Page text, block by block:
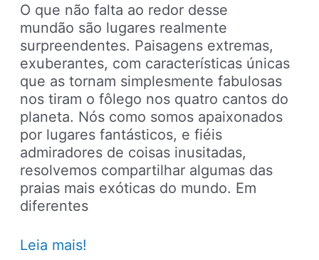
O que não falta ao redor desse
mundão são lugares realmente
surpreendentes. Paisagens extremas,
exuberantes, com características únicas
que as tornam simplesmente fabulosas
nos tiram o fôlego nos quatro cantos do
planeta. Nós como somos apaixonados
por lugares fantásticos, e fiéis
admiradores de coisas inusitadas,
resolvemos compartilhar algumas das
praias mais exóticas do mundo. Em
diferentes
Conheça
Leia mais!